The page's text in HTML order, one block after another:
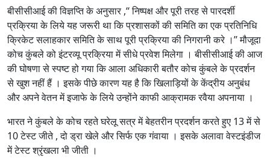
बीसीसीआई की विज्ञप्ति के अनुसार ,‘‘ निष्पक्ष और पूरी तरह से पारदर्शी
प्रक्रिया के लिये यह जरूरी था कि प्रशासकों की समिति का एक प्रतिनिधि
क्रिकेट सलाहकार समिति के साथ पूरी प्रक्रिया की निगरानी करे ।’’ मौजूदा
कोच कुंबले को इंटरव्यू प्रक्रिया में सीधे प्रवेश मिलेगा । बीसीसीआई की आज
की घोषणा से स्पष्ट हो गया कि आला अधिकारी बतौर कोच कुंबले के प्रदर्शन
से खुश नहीं हैं । इसके पीछे कारण यह है कि खिलाड़ियों के केंद्रीय अनुबंध
और अपने वेतन में इजाफे के लिये उन्होंने काफी आक्रामक रवैया अपनाया ।
भारत ने कुंबले के कोच रहते घरेलू सत्र में बेहतरीन प्रदर्शन करते हुए 13 में से
10 टेस्ट जीते , दो ड्रा खेले और सिर्फ एक गंवाया । इसके अलावा वेस्टइंडीज
में टेस्ट श्रृंखला भी जीती ।